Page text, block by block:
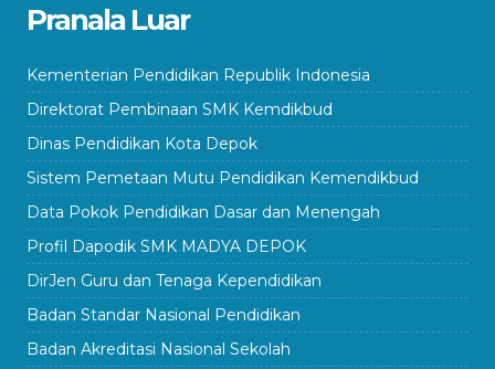
Pranala Luar
Kementerian Pendidikan Republik Indonesia
Direktorat Pembinaan SMK Kemdikbud
Dinas Pendidikan Kota Depok
Sistem Pemetaan Mutu Pendidikan Kemendikbud
Data Pokok Pendidikan Dasar dan Menengah
Profil Dapodik SMK MADYA DEPOK
DirJen Guru dan Tenaga Kependidikan
Badan Standar Nasional Pendidikan
Badan Akreditasi Nasional Sekolah